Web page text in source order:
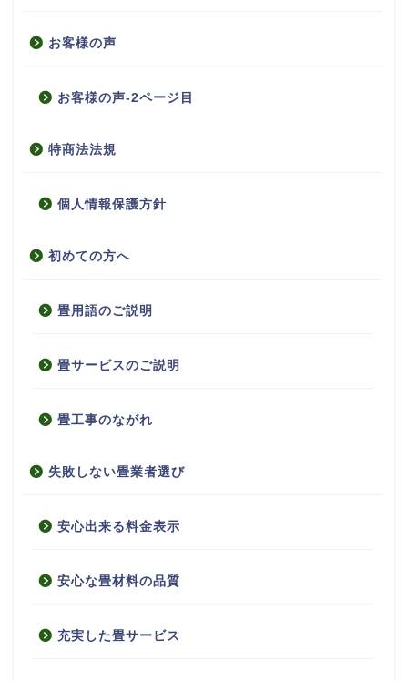
お客様の声
お客様の声-2ページ目
特商法法規
個人情報保護方針
初めての方へ
畳用語のご説明
畳サービスのご説明
畳工事のながれ
失敗しない畳業者選び
安心出来る料金表示
安心な畳材料の品質
充実した畳サービス